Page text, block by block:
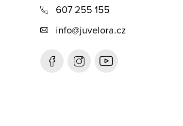
607 255 155
info@juvelora.cz